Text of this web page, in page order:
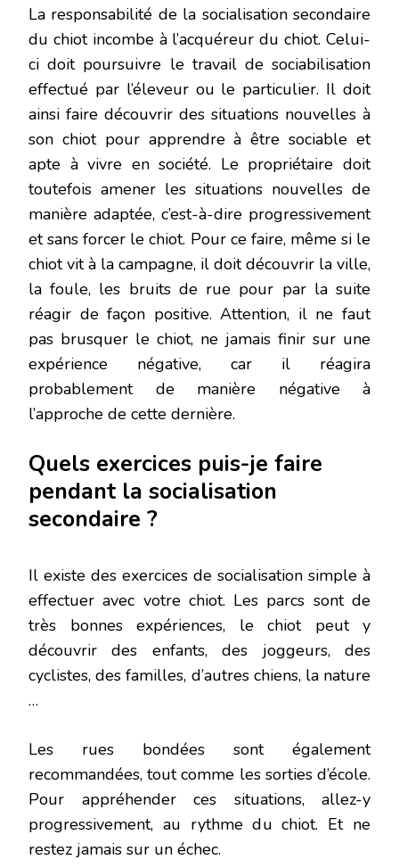
La responsabilité de la socialisation secondaire
du chiot incombe à l’acquéreur du chiot. Celui-
ci doit poursuivre le travail de sociabilisation
effectué par l’éleveur ou le particulier. Il doit
ainsi faire découvrir des situations nouvelles à
son chiot pour apprendre à être sociable et
apte à vivre en société. Le propriétaire doit
toutefois amener les situations nouvelles de
manière adaptée, c’est-à-dire progressivement
et sans forcer le chiot. Pour ce faire, même si le
chiot vit à la campagne, il doit découvrir la ville,
la foule, les bruits de rue pour par la suite
réagir de façon positive. Attention, il ne faut
pas brusquer le chiot, ne jamais finir sur une
expérience négative, car il réagira
probablement de manière négative à
l’approche de cette dernière.
Quels exercices puis-je faire
pendant la socialisation
secondaire ?
Il existe des exercices de socialisation simple à
effectuer avec votre chiot. Les parcs sont de
très bonnes expériences, le chiot peut y
découvrir des enfants, des joggeurs, des
cyclistes, des familles, d’autres chiens, la nature
…
Les rues bondées sont également
recommandées, tout comme les sorties d’école.
Pour appréhender ces situations, allez-y
progressivement, au rythme du chiot. Et ne
restez jamais sur un échec.